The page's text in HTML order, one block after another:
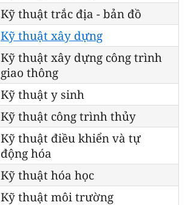
Kỹ thuật trắc địa - bản đồ
Kỹ thuật xây dựng
Kỹ thuật xây dựng công trình
giao thông
Kỹ thuật y sinh
Kỹ thuật công trình thủy
Kỹ thuật điều khiển và tự
động hóa
Kỹ thuật hóa học
Kỹ thuật môi trường